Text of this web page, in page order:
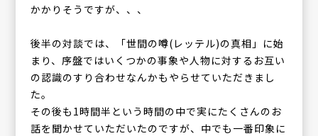
かかりそうですが、、、
後半の対談では、「世間の噂(レッテル)の真相」に始
まり、序盤ではいくつかの事象や人物に対するお互い
の認識のすり合わせなんかもやらせていただきまし
た。
その後も1時間半という時間の中で実にたくさんのお
話を聞かせていただいたのですが、中でも一番印象に